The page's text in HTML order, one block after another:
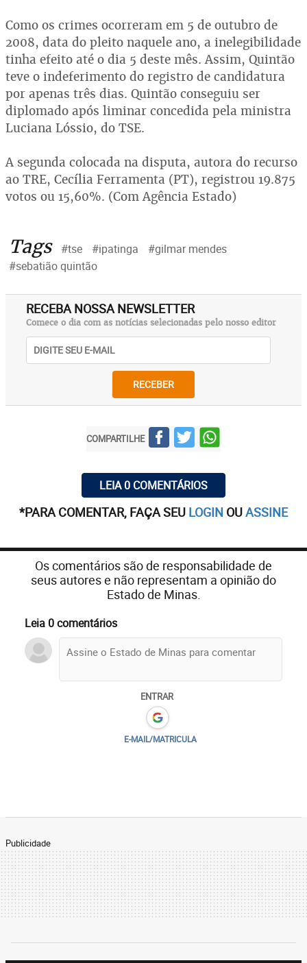
Como os crimes ocorreram em 5 de outubro de
2008, data do pleito naquele ano, a inelegibilidade
tinha efeito até o dia 5 deste mês. Assim, Quintão
teve o indeferimento do registro de candidatura
por apenas três dias. Quintão conseguiu ser
diplomado após liminar concedida pela ministra
Luciana Lóssio, do TSE.
A segunda colocada na disputa, autora do recurso
ao TRE, Cecília Ferramenta (PT), registrou 19.875
votos ou 15,60%. (Com Agência Estado)
Tags #tse #ipatinga
#gilmar mendes
#sebatião quintão
RECEBA NOSSA NEWSLETTER
Comece o dia com as notícias selecionadas pelo nosso editor
RECEBER
COMPARTILHE
LEIA 0 COMENTÁRIOS
*PARA COMENTAR, FAÇA SEU LOGIN OUASSINE
Os comentários são de responsabilidade de
seus autores e não representam a opinião do
Estado de Minas.
Leia 0 comentários
ENTRAR
E-MAIL/MATRICULA
Publicidade